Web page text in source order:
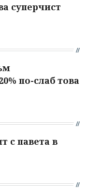
суперчист
по-слаб това
с павета в